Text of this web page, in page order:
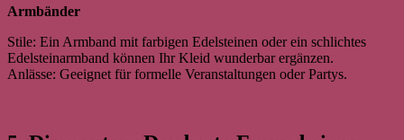
Armbänder
Stile: Ein Armband mit farbigen Edelsteinen oder ein schlichtes
Edelsteinarmband können Ihr Kleid wunderbar ergänzen.
Anlässe: Geeignet für formelle Veranstaltungen oder Partys.